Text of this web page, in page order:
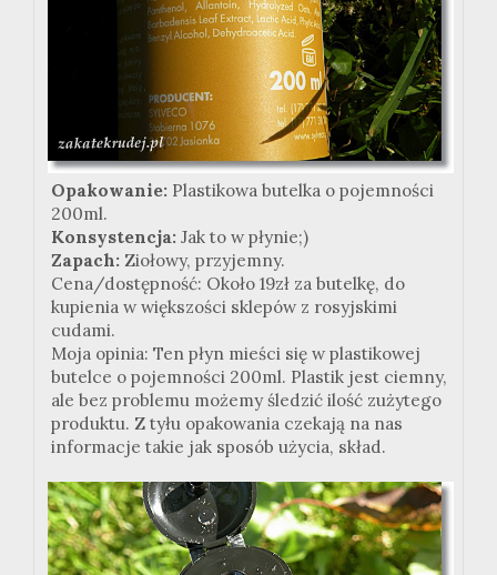
Opakowanie: Plastikowa butelka o pojemności
200ml.
Konsystencja: Jak to w płynie;)
Zapach: Ziołowy, przyjemny.
Cena/dostępność: Około 19zł za butelkę, do
kupienia w większości sklepów z rosyjskimi
cudami.
Moja opinia: Ten płyn mieści się w plastikowej
butelce o pojemności 200ml. Plastik jest ciemny,
ale bez problemu możemy śledzić ilość zużytego
produktu. Z tyłu opakowania czekają na nas
informacje takie jak sposób użycia, skład.